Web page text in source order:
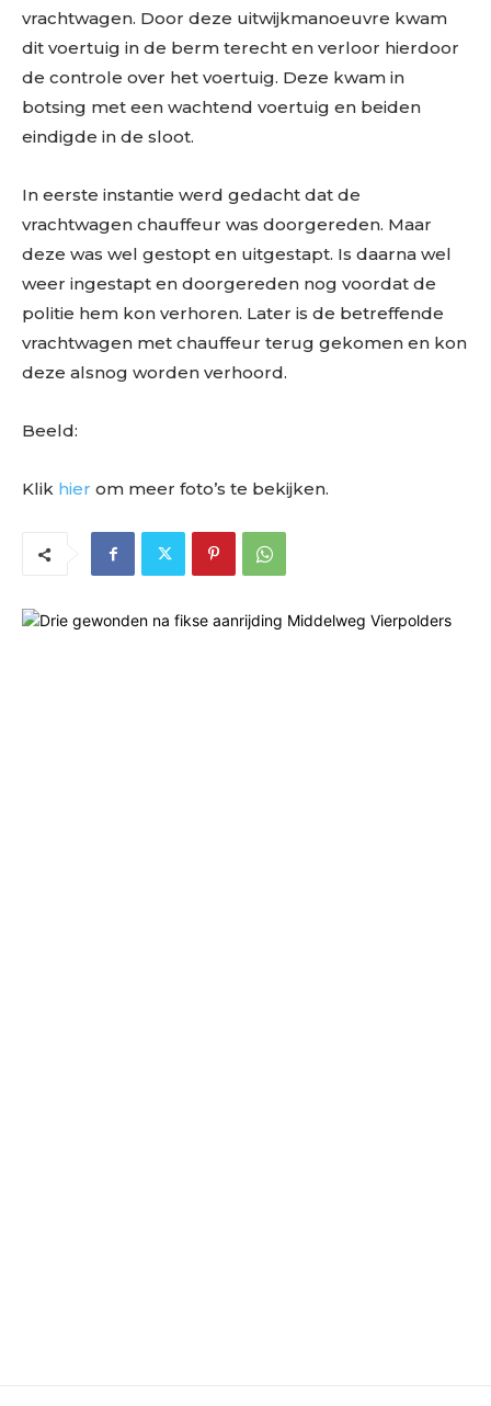
vrachtwagen. Door deze uitwijkmanoeuvre kwam
dit voertuig in de berm terecht en verloor hierdoor
de controle over het voertuig. Deze kwam in
botsing met een wachtend voertuig en beiden
eindigde in de sloot.
In eerste instantie werd gedacht dat de
vrachtwagen chauffeur was doorgereden. Maar
deze was wel gestopt en uitgestapt. Is daarna wel
weer ingestapt en doorgereden nog voordat de
politie hem kon verhoren. Later is de betreffende
vrachtwagen met chauffeur terug gekomen en kon
deze alsnog worden verhoord.
Beeld:
Klik hier om meer foto’s te bekijken.